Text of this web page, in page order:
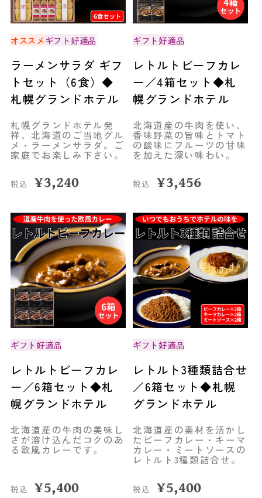
オススメギフト好適品
ラーメンサラダ ギフ
トセット（6食）◆
札幌グランドホテル
札幌グランドホテル発
祥、北海道のご当地グル
メ・ラーメンサラダ。ご
家庭でお楽しみ下さい。
税込 ¥3,240
ギフト好適品
レトルトビーフカレ
ー／4箱セット◆札
幌グランドホテル
北海道産の牛肉を使い、
香味野菜の旨味とトマト
の酸味にフルーツの甘味
を加えた深い味わい。
税込 ¥3,456
ギフト好適品
レトルトビーフカレ
ー／6箱セット◆札
幌グランドホテル
北海道産の牛肉の美味し
さが溶け込んだコクのあ
る欧風カレーです。
税込 ¥5,400
ギフト好適品
レトルト3種類詰合せ
／6箱セット◆札幌
グランドホテル
北海道産の素材を活かし
たビーフカレー・キーマ
カレー・ミートソースの
レトルト3種類詰合せ。
税込 ¥5,400